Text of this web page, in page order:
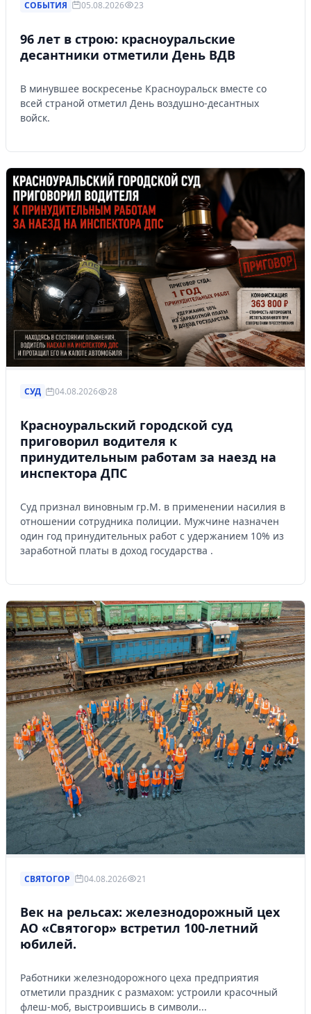
СОБЫТИЯ 05.08.2026 23
96 лет в строю: красноуральские
десантники отметили День ВДВ
В минувшее воскресенье Красноуральск вместе со
всей страной отметил День воздушно-десантных
войск.
СУД 04.08.2026 28
Красноуральский городской суд
приговорил водителя к
принудительным работам за наезд на
инспектора ДПС
Суд признал виновным гр.М. в применении насилия в
отношении сотрудника полиции. Мужчине назначен
один год принудительных работ с удержанием 10% из
заработной платы в доход государства .
СВЯТОГОР 04.08.2026 21
Век на рельсах: железнодорожный цех
АО «Святогор» встретил 100-летний
юбилей.
Работники железнодорожного цеха предприятия
отметили праздник с размахом: устроили красочный
флеш-моб, выстроившись в символи...